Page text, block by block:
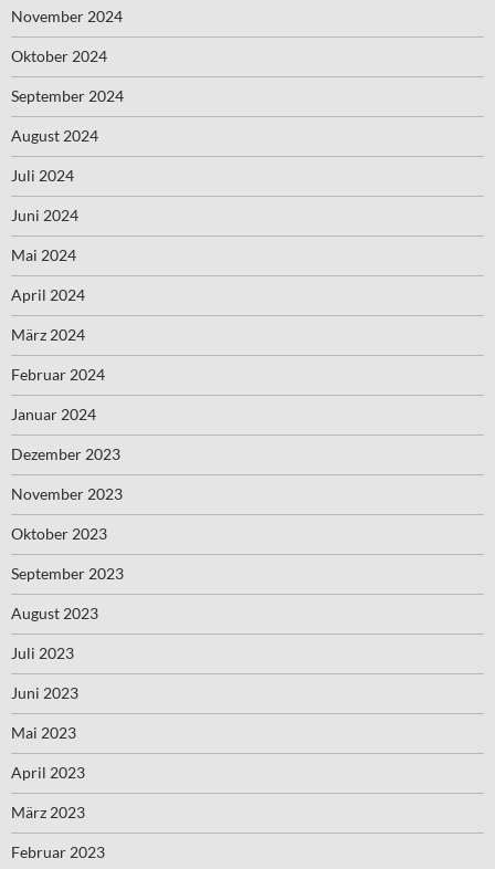
November 2024
Oktober 2024
September 2024
August 2024
Juli 2024
Juni 2024
Mai 2024
April 2024
März 2024
Februar 2024
Januar 2024
Dezember 2023
November 2023
Oktober 2023
September 2023
August 2023
Juli 2023
Juni 2023
Mai 2023
April 2023
März 2023
Februar 2023